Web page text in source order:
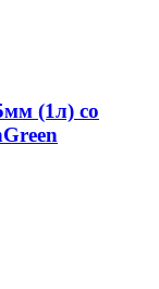
(1л) со